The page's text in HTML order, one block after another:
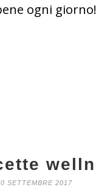
ogni
SETTEMBRE 2017